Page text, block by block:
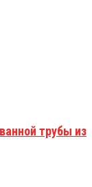
трубы из